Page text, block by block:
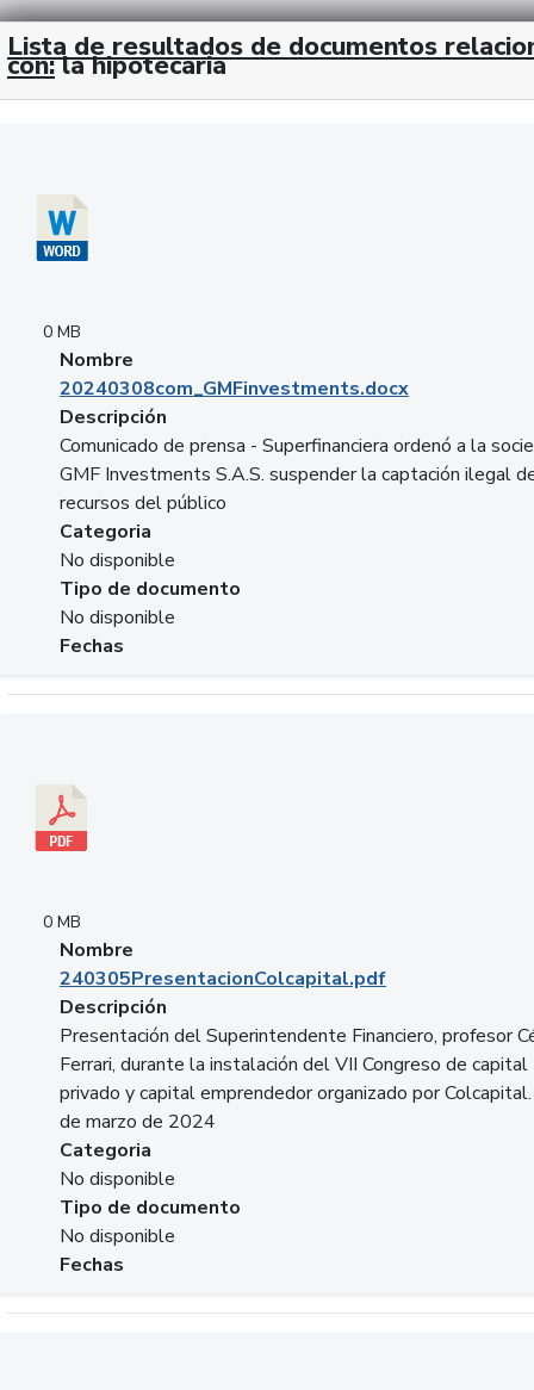
Lista de resultados de documentos
con: la hipotecaria
0 MB
Nombre
20240308com_GMFinvestments.docx
Descripción
Comunicado de prensa - Superfinanciera ordenó a la
GMF Investments S.A.S. suspender la captación ilegal
recursos del público
Categoria
No disponible
Tipo de documento
No disponible
Fechas
0 MB
Nombre
240305PresentacionColcapital.pdf
Descripción
Presentación del Superintendente Financiero, profesor
Ferrari, durante la instalación del VII Congreso de capital
privado y capital emprendedor organizado por
de marzo de 2024
Categoria
No disponible
Tipo de documento
No disponible
Fechas